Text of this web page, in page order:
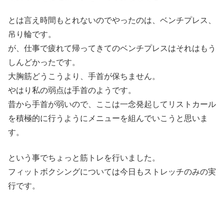
とは言え時間もとれないのでやったのは、ベンチプレス、
吊り輪です。
が、仕事で疲れて帰ってきてのベンチプレスはそれはもう
しんどかったです。
大胸筋どうこうより、手首が保ちません。
やはり私の弱点は手首のようです。
昔から手首が弱いので、ここは一念発起してリストカール
を積極的に行うようにメニューを組んでいこうと思いま
す。
という事でちょっと筋トレを行いました。
フィットボクシングについては今日もストレッチのみの実
行です。